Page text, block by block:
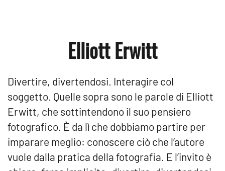
Elliott Erwitt
Divertire, divertendosi. Interagire col
soggetto. Quelle sopra sono le parole di Elliott
Erwitt, che sottintendono il suo pensiero
fotografico. È da lì che dobbiamo partire per
imparare meglio: conoscere ciò che l’autore
vuole dalla pratica della fotografia. E l’invito è